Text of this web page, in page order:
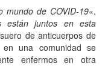
mundo de COVID-19«,
están juntos en esta
de anticuerpos de
en una comunidad se
enfermos en otra